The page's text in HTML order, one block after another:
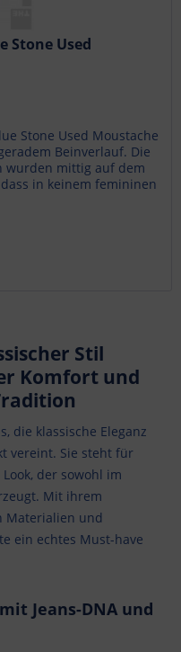
Stone Used
Stone Used Moustache
Beinverlauf. Die
wurden mittig auf dem
in keinem femininen
Stil
Komfort und
die klassische Eleganz
vereint. Sie steht für
der sowohl im
Mit ihrem
Materialien und
ein echtes Must-have
Jeans-DNA und